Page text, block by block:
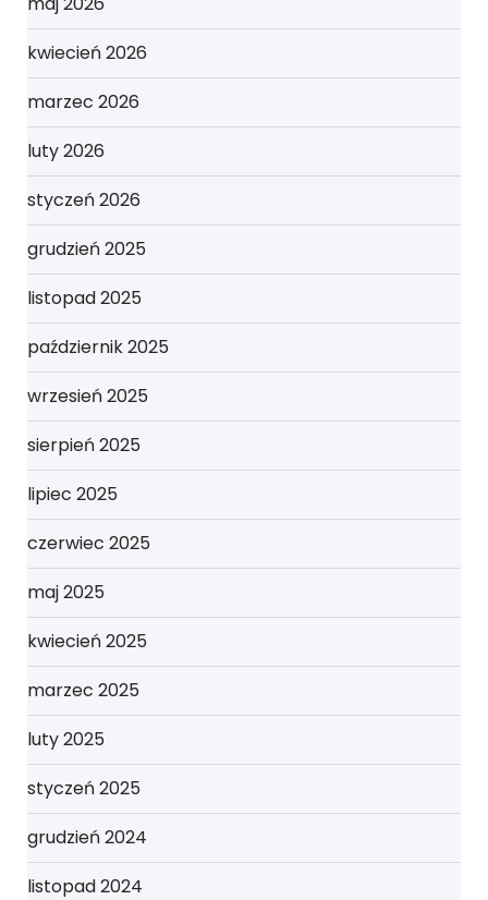
kwiecień 2026
marzec 2026
luty 2026
styczeń 2026
grudzień 2025
listopad 2025
październik 2025
wrzesień 2025
sierpień 2025
lipiec 2025
czerwiec 2025
maj 2025
kwiecień 2025
marzec 2025
luty 2025
styczeń 2025
grudzień 2024
listopad 2024